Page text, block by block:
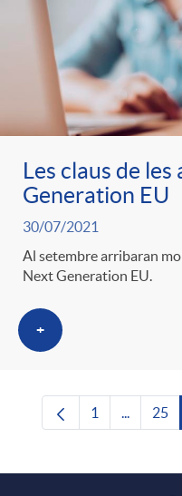
Les claus de
Generation EU
30/07/2021
Al setembre arribaran
Next Generation EU.
+
Pàgina
1 ...Pàgines
25